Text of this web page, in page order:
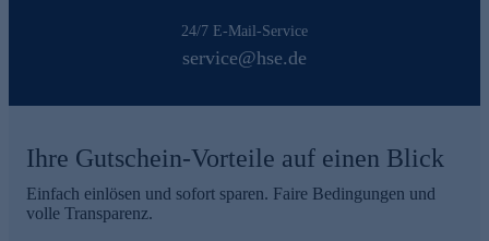
24/7 E-Mail-Service
service@hse.de
Ihre Gutschein-Vorteile auf einen Blick
Einfach einlösen und sofort sparen. Faire Bedingungen und
volle Transparenz.